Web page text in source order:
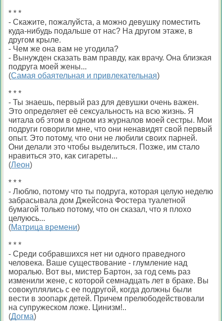
* * *
- Скажите, пожалуйста, а можно девушку поместить
куда-нибудь подальше от нас? На другом этаже, в
другом крыле.
- Чем же она вам не угодила?
- Вынужден сказать вам правду, как врачу. Она близкая
подруга моей жены...
(Самая обаятельная и привлекательная)
* * *
- Ты знаешь, первый раз для девушки очень важен.
Это определяет её сексуальность на всю жизнь. Я
читала об этом в одном из журналов моей сестры. Мои
подруги говорили мне, что они ненавидят свой первый
опыт. Это потому, что они не любили своих парней.
Они делали это чтобы выделиться. Позже, им стало
нравиться это, как сигареты...
(Леон)
* * *
- Люблю, потому что ты подруга, которая целую неделю
забрасывала дом Джейсона Фостера туалетной
бумагой только потому, что он сказал, что я плохо
целуюсь...
(Матрица времени)
* * *
- Среди собравшихся нет ни одного праведного
человека. Ваше существование - глумление над
моралью. Вот вы, мистер Бартон, за год семь раз
изменили жене, с которой семнадцать лет в браке. Вы
совокуплялись с ее подругой, когда должны были
вести в зоопарк детей. Причем прелюбодействовали
на супружеском ложе. Цинизм!..
(Догма)